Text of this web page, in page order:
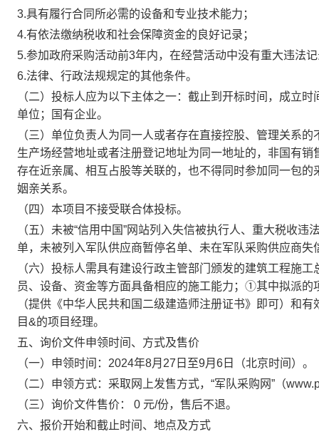
3.具有履行合同所必需的设备和专业技术能力；
4.有依法缴纳税收和社会保障资金的良好记录；
5.参加政府采购活动前3年内，在经营活动中没有重大违法
6.法律、行政法规规定的其他条件。
（二）投标人应为以下主体之一：截止到开标时间，成立
单位；国有企业。
（三）单位负责人为同一人或者存在直接控股、管理关系
生产场经营地址或者注册登记地址为同一地址的，非国有
存在近亲属、相互占股等关联的，也不得同时参加同一包
姻亲关系。
（四）本项目不接受联合体投标。
（五）未被“信用中国”网站列入失信被执行人、重大税收
单，未被列入军队供应商暂停名单、未在军队采购供应商失
（六）投标人需具有建设行政主管部门颁发的建筑工程施
员、设备、资金等方面具备相应的施工能力；①其中拟派
（提供《中华人民共和国二级建造师注册证书》即可）和
目&的项目经理。
五、询价文件申领时间、方式及售价
（一）申领时间：2024年8月27日至9月6日（北京时间）。
（二）申领方式：采取网上发售方式，“军队采购网”（
（三）询价文件售价：
0 元/份，售后不退。
六、报价开始和截止时间、地点及方式